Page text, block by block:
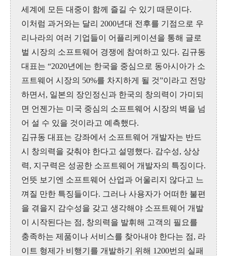
세계에 모든 대중이 함께 즐길 수 있기 때문이다.
이처럼 과거와는 달리 2000년대 전후를 기점으로 우
리나라의 여러 기업들이 어플리케이션을 통해 글로
벌 시장의 소프트웨어 경쟁에 참여하고 있다. 김규동
대표는 “2020년에는 한국을 중심으로 동아시아가 소
프트웨어 시장의 50%를 차지하게 될 것”이라고 전망
하면서, 일본의 장인정신과 한국의 창의력이 가미되
면 언젠가는 미국 중심의 소프트웨어 시장의 벽을 넘
어 설 수 있을 것이라고 예측했다.
김규동 대표는 강좌에서 소프트웨어 개발자는 반드
시 창의력을 갖춰야 한다고 설명했다. 감수성, 상상
력, 지구력은 성공한 소프트웨어 개발자의 특징이다.
언뜻 보기엔 소프트웨어 산업과 어울리지 않다고 느
껴질 만한 특징들이다. 그러나 사용자가 어떠한 불편
을 겪을지 감수성을 갖고 생각해야 소프트웨어 개발
이 시작된다는 점, 창의력을 발휘해 고객의 필요를
충족하는 제품이나 서비스를 찾아내야 한다는 점, 라
이트 형제가 비행기를 개발하기 위해 1200번의 실패